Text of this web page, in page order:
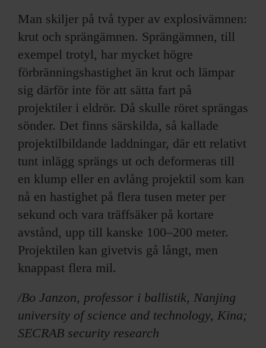
Man skiljer på två typer av explosivämnen:
krut och sprängämnen. Sprängämnen, till
exempel trotyl, har mycket högre
förbränningshastighet än krut och lämpar
sig därför inte för att sätta fart på
projektiler i eldrör. Då skulle röret sprängas
sönder. Det finns särskilda, så kallade
projektilbildande laddningar, där ett relativt
tunt inlägg sprängs ut och deformeras till
en klump eller en avlång projektil som kan
nå en hastighet på flera tusen meter per
sekund och vara träffsäker på kortare
avstånd, upp till kanske 100–200 meter.
Projektilen kan givetvis gå långt, men
knappast flera mil.
/Bo Janzon, professor i ballistik, Nanjing
university of science and technology, Kina;
SECRAB security research